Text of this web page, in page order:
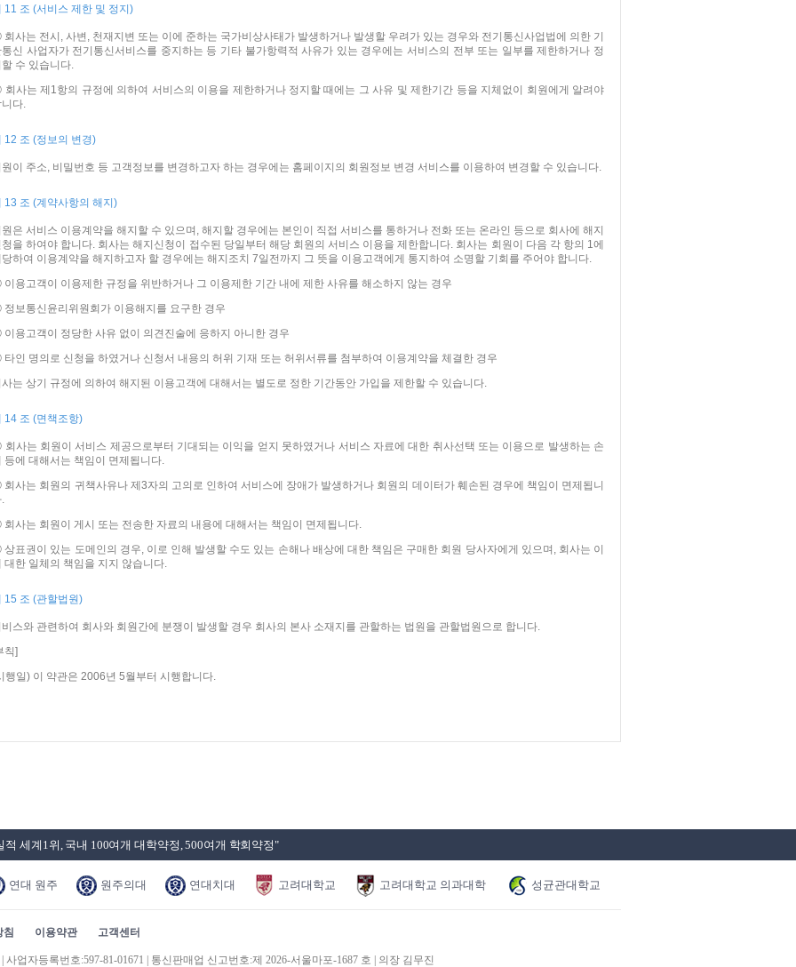
11 조 (서비스 제한 및 정지)
사는 전시, 사변, 천재지변 또는 이에 준하는 국가비상사태가 발생하거나 발생할 우려가 있는 경우와 전기통신사업법에 의한 기
통신 사업자가 전기통신서비스를 중지하는 등 기타 불가항력적 사유가 있는 경우에는 서비스의 전부 또는 일부를 제한하거나 정
할 수 있습니다.
사는 제1항의 규정에 의하여 서비스의 이용을 제한하거나 정지할 때에는 그 사유 및 제한기간 등을 지체없이 회원에게 알려야
니다.
12 조 (정보의 변경)
원이 주소, 비밀번호 등 고객정보를 변경하고자 하는 경우에는 홈페이지의 회원정보 변경 서비스를 이용하여 변경할 수 있습니다.
13 조 (계약사항의 해지)
원은 서비스 이용계약을 해지할 수 있으며, 해지할 경우에는 본인이 직접 서비스를 통하거나 전화 또는 온라인 등으로 회사에 해지
청을 하여야 합니다. 회사는 해지신청이 접수된 당일부터 해당 회원의 서비스 이용을 제한합니다. 회사는 회원이 다음 각 항의 1에
하여 이용계약을 해지하고자 할 경우에는 해지조치 7일전까지 그 뜻을 이용고객에게 통지하여 소명할 기회를 주어야 합니다.
용고객이 이용제한 규정을 위반하거나 그 이용제한 기간 내에 제한 사유를 해소하지 않는 경우
보통신윤리위원회가 이용해지를 요구한 경우
용고객이 정당한 사유 없이 의견진술에 응하지 아니한 경우
인 명의로 신청을 하였거나 신청서 내용의 허위 기재 또는 허위서류를 첨부하여 이용계약을 체결한 경우
사는 상기 규정에 의하여 해지된 이용고객에 대해서는 별도로 정한 기간동안 가입을 제한할 수 있습니다.
14 조 (면책조항)
사는 회원이 서비스 제공으로부터 기대되는 이익을 얻지 못하였거나 서비스 자료에 대한 취사선택 또는 이용으로 발생하는 손
등에 대해서는 책임이 면제됩니다.
사는 회원의 귀책사유나 제3자의 고의로 인하여 서비스에 장애가 발생하거나 회원의 데이터가 훼손된 경우에 책임이 면제됩니
.
사는 회원이 게시 또는 전송한 자료의 내용에 대해서는 책임이 면제됩니다.
표권이 있는 도메인의 경우, 이로 인해 발생할 수도 있는 손해나 배상에 대한 책임은 구매한 회원 당사자에게 있으며, 회사는 이
대한 일체의 책임을 지지 않습니다.
15 조 (관할법원)
비스와 관련하여 회사와 회원간에 분쟁이 발생할 경우 회사의 본사 소재지를 관할하는 법원을 관할법원으로 합니다.
칙]
행일) 이 약관은 2006년 5월부터 시행합니다.
적 세계1위, 국내 100여개 대학약정, 500여개 학회약정"
연대 원주 원주의대 연대치대 고려대학교 고려대학교 의과대학 성균관대학교
침 이용약관 고객센터
업자등록번호:597-81-01671 | 통신판매업 신고번호:제 2026-서울마포-1687 호 | 의장 김무진